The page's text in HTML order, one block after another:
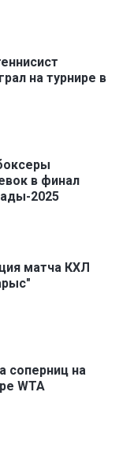
на турнире в
в финал
2025
матча КХЛ
соперниц на
WTA